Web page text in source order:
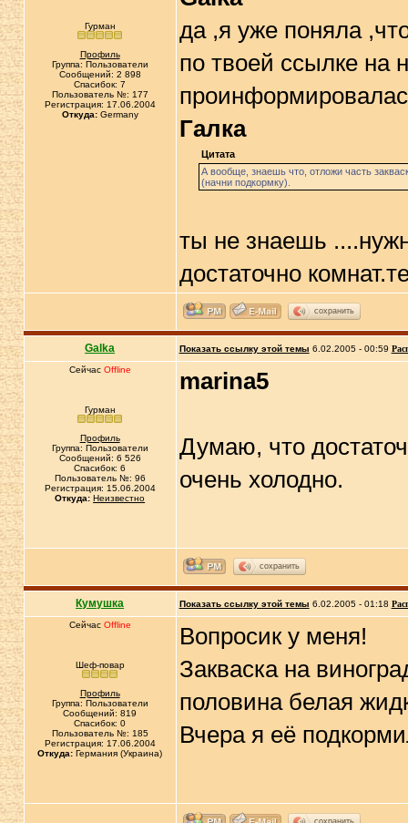
Гурман
Профиль
Группа: Пользователи
Сообщений: 2 898
Спасибок: 7
Пользователь №: 177
Регистрация: 17.06.2004
Откуда:Germany
да ,я уже поняла
по твоей ссылке на
Галка
Цитата
А вообще, знаешь что, отложи часть
(начни подкормку).
ты не знаешь
достаточно
сохранить
Galka Показать ссылку этой темы 6.02.2005 - 00:59
Сейчас Offline
Гурман
Профиль
Группа: Пользователи
Сообщений: 6 526
Спасибок: 6
Пользователь №: 96
Регистрация: 15.06.2004
Откуда: Неизвестно
marina5
Думаю, что
очень холодно.
сохранить
Кумушка Показать ссылку этой темы 6.02.2005 - 01:18
Сейчас Offline
Шеф-повар
Профиль
Группа: Пользователи
Сообщений: 819
Спасибок: 0
Пользователь №: 185
Регистрация: 17.06.2004
Откуда: Германия (Украина)
Вопросик у меня!
Закваска на
половина белая
Вчера я её
сохранить